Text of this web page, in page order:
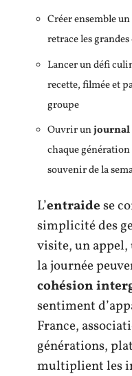
Créer ensemble
retrace les
Lancer un défi
recette, filmée et
groupe
Ouvrir unjournal
chaque
souvenir de la
L’entraidese
simplicité des
visite, un appel,
la journée
cohésion
sentiment
France,
générations,
multiplient les